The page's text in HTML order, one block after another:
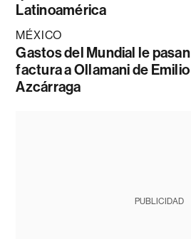
Latinoamérica
MÉXICO
Gastos del Mundial le pasan
factura a Ollamani de Emilio
Azcárraga
PUBLICIDAD